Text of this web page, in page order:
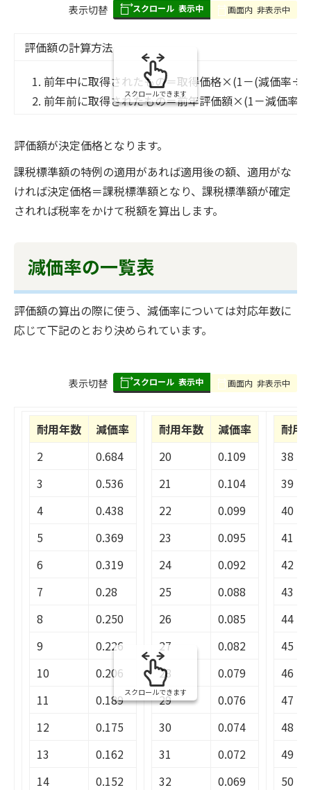
表
み
表示切替 スクロール 表示中 画面内 非表示中
評価額の計算方法
前年中に取得されたもの＝取得価格×(1－(減価率
前年前に取得されたもの＝前年評価額×(1－減価率 )
スクロールできます
評価額が決定価格となります。
課税標準額の特例の適用があれば適用後の額、適用がな
ければ決定価格＝課税標準額となり、課税標準額が確定
されれば税率をかけて税額を算出します。
減価率の一覧表
評価額の算出の際に使う、減価率については対応年数に
応じて下記のとおり決められています。
表
み
の
表示切替 スクロール 表示中 画面内 非表示中
耐用年数
減価率
2
0.684
3
0.536
4
0.438
5
0.369
6
0.319
7
0.28
8
0.250
9
0.226
10
0.206
11
0.189
12
0.175
13
0.162
14
0.152
耐用年数
減価率
20
0.109
21
0.104
22
0.099
23
0.095
24
0.092
25
0.088
26
0.085
27
0.082
28
0.079
29
0.076
30
0.074
31
0.072
32
0.069
耐用
38
39
40
41
42
43
44
45
46
47
48
49
50
スクロールできます